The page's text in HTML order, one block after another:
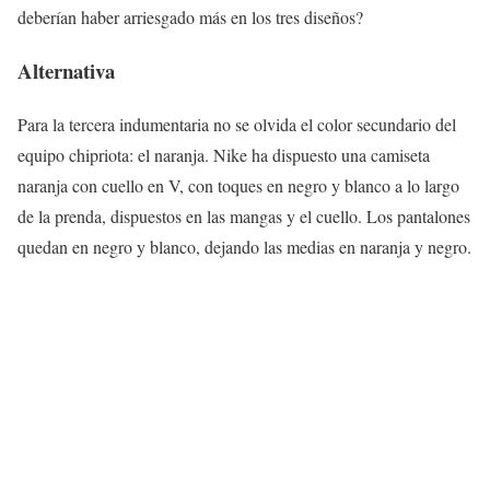
deberían haber arriesgado más en los tres diseños?
Alternativa
Para la tercera indumentaria no se olvida el color secundario del
equipo chipriota: el naranja. Nike ha dispuesto una camiseta
naranja con cuello en V, con toques en negro y blanco a lo largo
de la prenda, dispuestos en las mangas y el cuello. Los pantalones
quedan en negro y blanco, dejando las medias en naranja y negro.